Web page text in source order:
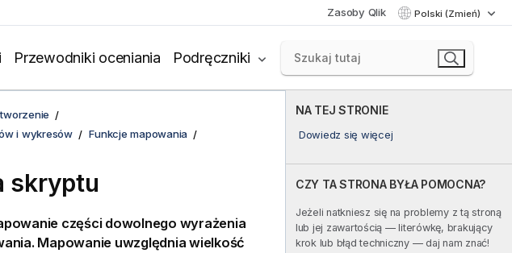
Zasoby Qlik Polski (Zmień)
Przewodniki oceniania Podręczniki
NA TEJ STRONIE
Dowiedz się więcej
CZY TA STRONA BYŁA POMOCNA?
Jeżeli natkniesz się na problemy z tą stroną
lub jej zawartością — literówkę, brakujący
krok lub błąd techniczny — daj nam znać!
i wykresów Funkcje mapowania
skryptu
części dowolnego wyrażenia
Mapowanie uwzględnia wielkość